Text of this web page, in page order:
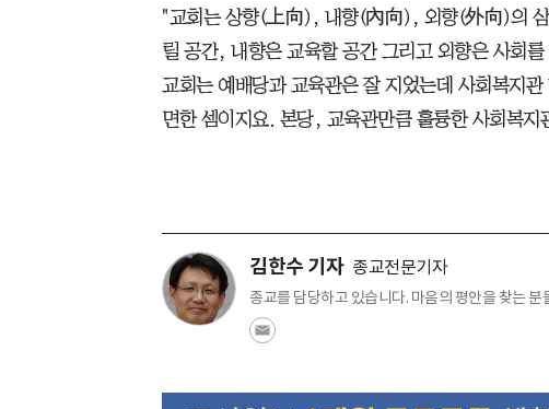
"교회는 상향(上向), 내향(內向), 외향(外向)의 삼
릴 공간, 내향은 교육할 공간 그리고 외향은 사회
교회는 예배당과 교육관은 잘 지었는데 사회복지
면한 셈이지요. 본당, 교육관만큼 훌륭한 사회복지
김한수 기자 종교전문기자
종교를 담당하고 있습니다. 마음의 평안을 찾는